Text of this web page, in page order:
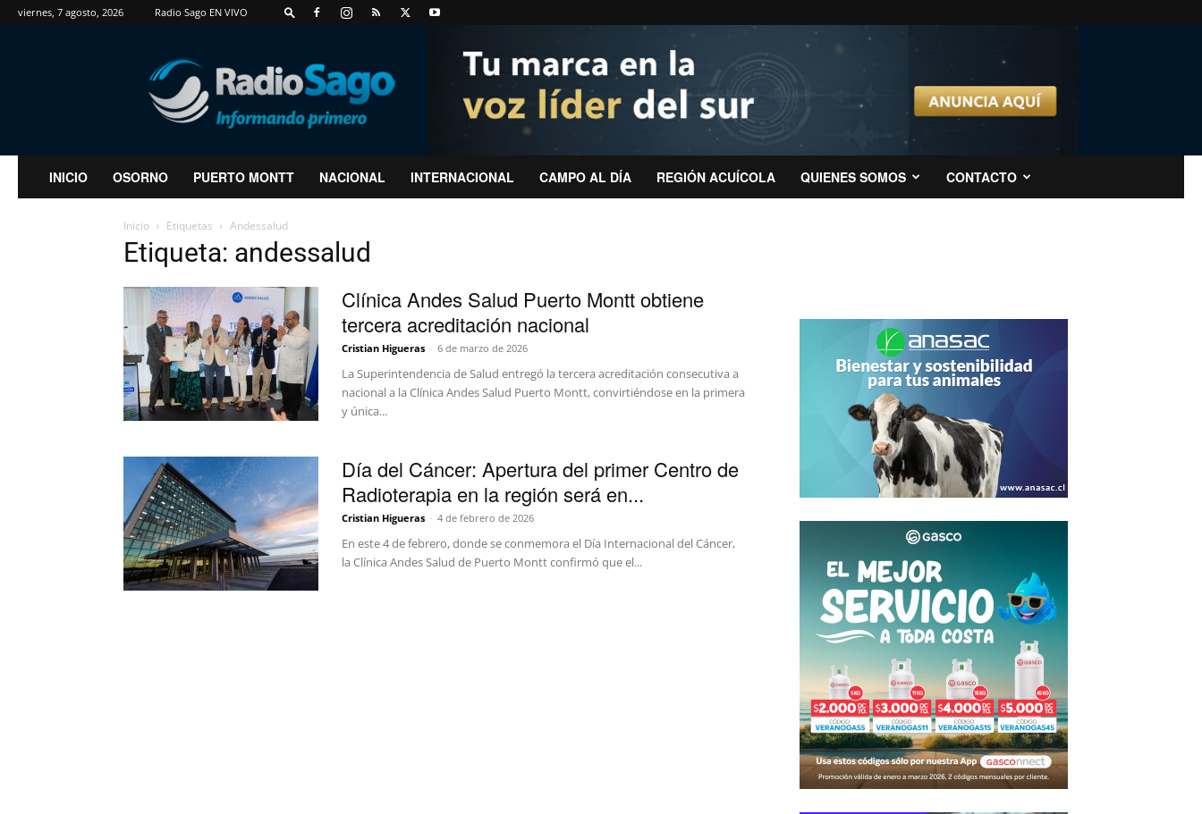
viernes, 7 agosto, 2026 Radio Sago EN VIVO
RadioSago
INICIO OSORNO PUERTO MONTT NACIONAL INTERNACIONAL CAMPO AL DÍA REGIÓN ACUÍCOLA QUIENES SOMOS CONTACTO
Inicio Etiquetas Andessalud
Etiqueta: andessalud
Clínica Andes Salud Puerto Montt obtiene
tercera acreditación nacional
Cristian Higueras - 6 de marzo de 2026
La Superintendencia de Salud entregó la tercera acreditación consecutiva a
nacional a la Clínica Andes Salud Puerto Montt, convirtiéndose en la primera
y única...
Día del Cáncer: Apertura del primer Centro de
Radioterapia en la región será en...
Cristian Higueras - 4 de febrero de 2026
En este 4 de febrero, donde se conmemora el Día Internacional del Cáncer,
la Clínica Andes Salud de Puerto Montt confirmó que el...